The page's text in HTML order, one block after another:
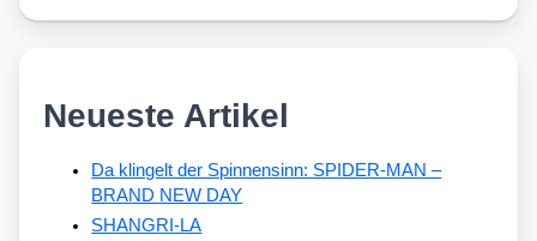
Neueste Artikel
Da klingelt der Spinnensinn: SPIDER-MAN –
BRAND NEW DAY
SHANGRI-LA